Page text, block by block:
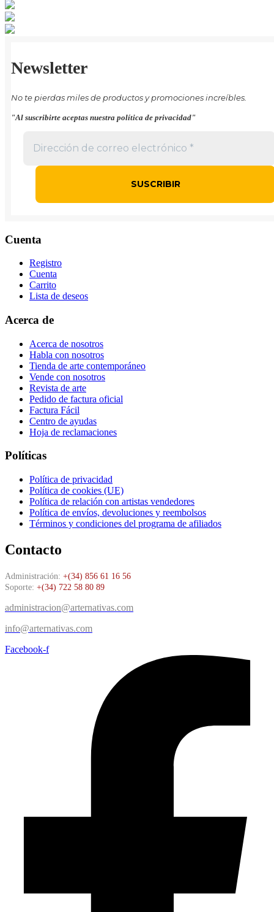
Newsletter
No te pierdas miles de productos y promociones increíbles.
"Al suscribirte aceptas nuestra política de privacidad"
Cuenta
Registro
Cuenta
Carrito
Lista de deseos
Acerca de
Acerca de nosotros
Habla con nosotros
Tienda de arte contemporáneo
Vende con nosotros
Revista de arte
Pedido de factura oficial
Factura Fácil
Centro de ayudas
Hoja de reclamaciones
Políticas
Política de privacidad
Política de cookies (UE)
Política de relación con artistas vendedores
Política de envíos, devoluciones y reembolsos
Términos y condiciones del programa de afiliados
Contacto
Administración: +(34) 856 61 16 56
Soporte: +(34) 722 58 80 89
administracion@arternativas.com
info@arternativas.com
Facebook-f